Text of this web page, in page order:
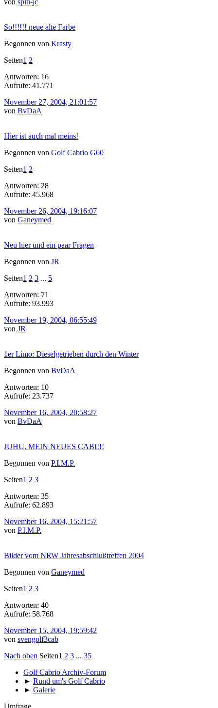
So!!!!!! neue alte Farbe
Begonnen von Krasty
Seiten1 2
Antworten: 16
Aufrufe: 41.771
November 27, 2004, 21:01:57
von BvDaA
Hier ist auch mal meins!
Begonnen von Golf Cabrio G60
Seiten1 2
Antworten: 28
Aufrufe: 45.968
November 26, 2004, 19:16:07
von Ganeymed
Neu hier und ein paar Fragen
Begonnen von JR
Seiten1 2 3 ... 5
Antworten: 71
Aufrufe: 93.993
November 19, 2004, 06:55:49
von JR
1er Limo: Dieselgetrieben durch den Winter
Begonnen von BvDaA
Antworten: 10
Aufrufe: 23.737
November 16, 2004, 20:58:27
von BvDaA
JUHU, MEIN NEUES CABI!!!
Begonnen von P.I.M.P.
Seiten1 2 3
Antworten: 35
Aufrufe: 62.893
November 16, 2004, 15:21:57
von P.I.M.P.
Bilder vom NRW Jahresabschlußtreffen 2004
Begonnen von Ganeymed
Seiten1 2 3
Antworten: 40
Aufrufe: 58.768
November 15, 2004, 19:59:42
von svengolf3cab
Nach oben Seiten1 2 3 ... 35
Golf Cabrio Archiv-Forum
► Rund um's Golf Cabrio
► Galerie
Umfrage